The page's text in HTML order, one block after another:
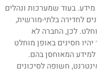
בעוד שמערכות ונהלים
לחדירה בלתי-מורשית,
לכן, החברה לא
חסינים באופן מוחלט
המאוחסן בהם.
חשופה לסיכונים